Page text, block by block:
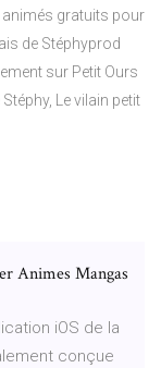
animés gratuits pour
de Stéphyprod
sur Petit Ours
Le vilain petit
Animes Mangas
iOS de la
conçue